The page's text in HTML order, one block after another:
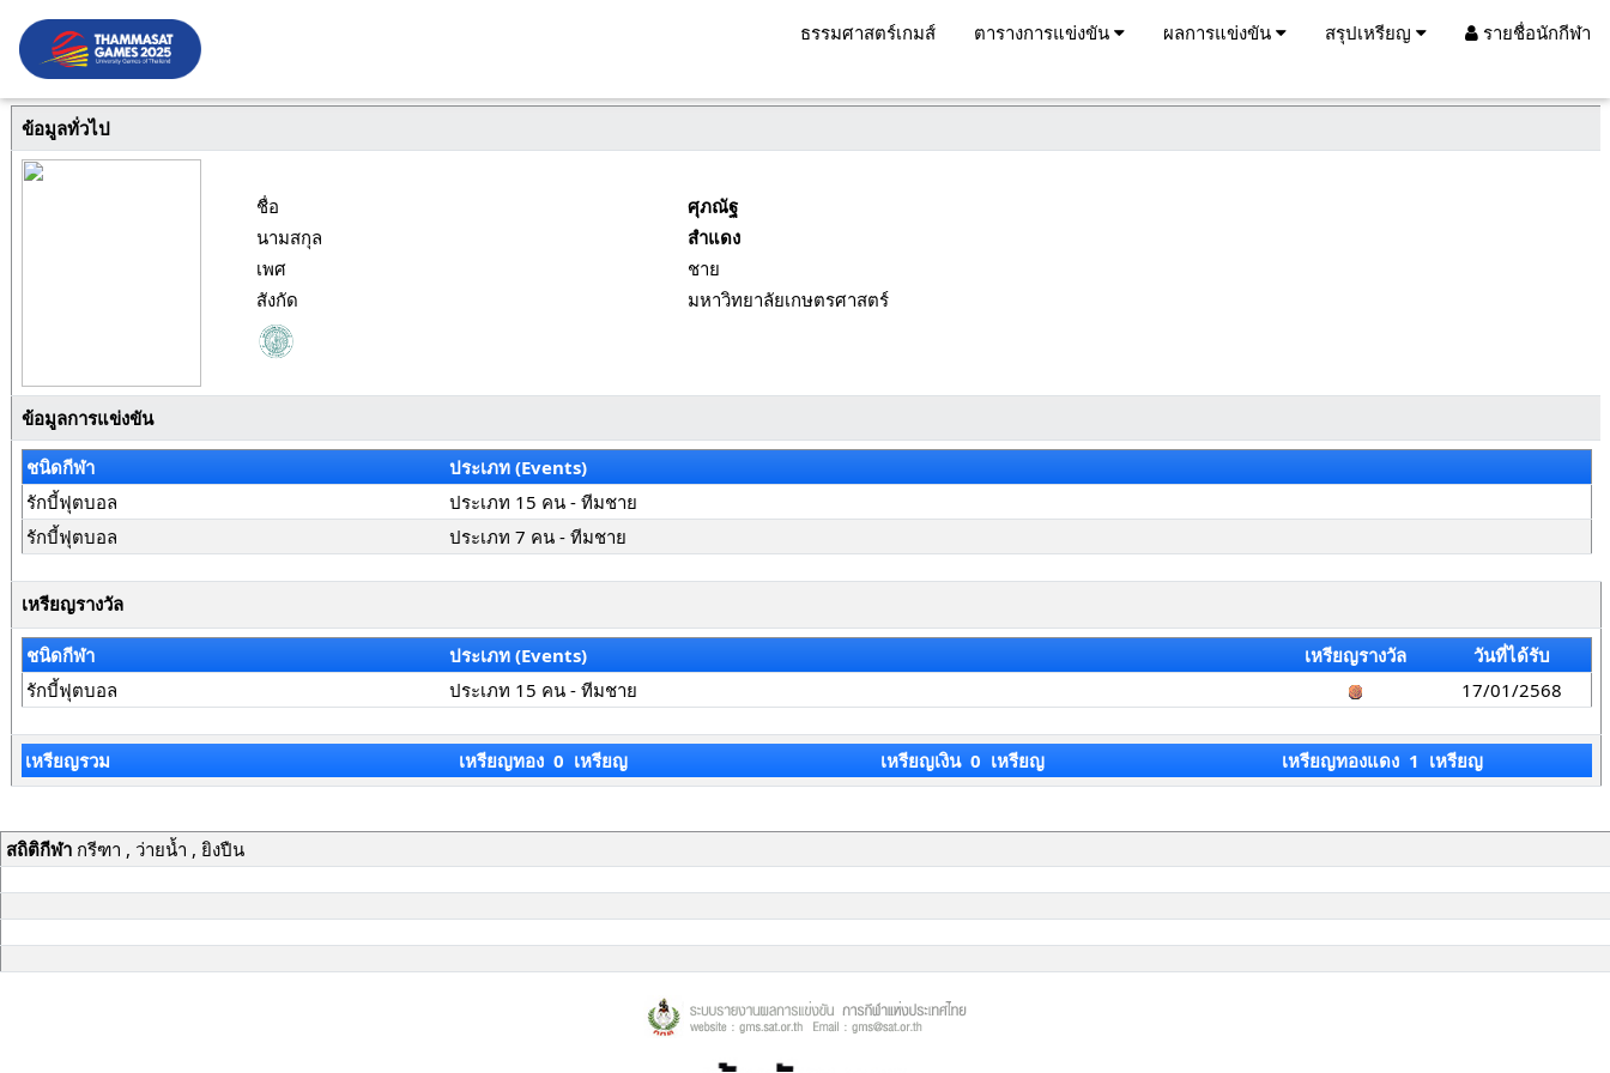
ธรรมศาสตร์เกมส์ ตารางการแข่งขัน ผลการแข่งขัน สรุปเหรียญ รายชื่อนักกีฬา
ข้อมูลทั่วไป
ชื่อ
ศุภณัฐ
นามสกุล
สำแดง
เพศ
ชาย
สังกัด
มหาวิทยาลัยเกษตรศาสตร์
ข้อมูลการแข่งขัน
ชนิดกีฬา
ประเภท (Events)
รักบี้ฟุตบอล
ประเภท 15 คน - ทีมชาย
รักบี้ฟุตบอล
ประเภท 7 คน - ทีมชาย
เหรียญรางวัล
ชนิดกีฬา ประเภท (Events) เหรียญรางวัล
วันที่ได้รับ
รักบี้ฟุตบอล
ประเภท 15 คน - ทีมชาย 17/01/2568
เหรียญรวม เหรียญทอง 0 เหรียญ เหรียญเงิน 0 เหรียญ เหรียญทองแดง 1 เหรียญ
สถิติกีฬากรีฑา , ว่ายน้ำ , ยิงปืน